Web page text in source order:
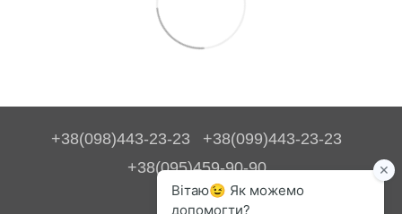
+38(098)443-23-23
+38(099)443-23-23
+38(095)459-90-90
Контакти